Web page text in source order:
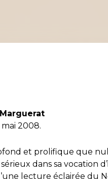
2008.
et prolifique que
dans sa vocation
lecture éclairée du